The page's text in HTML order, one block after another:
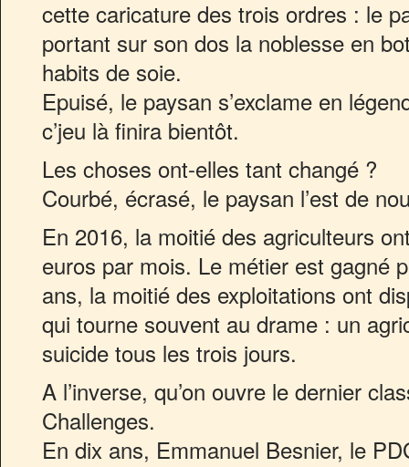
cette caricature des trois ordres : le
portant sur son dos la noblesse en
habits de soie.
Epuisé, le paysan s’exclame en
c’jeu là finira bientôt.
Les choses ont-elles tant changé ?
Courbé, écrasé, le paysan l’est de
En 2016, la moitié des agriculteurs
euros par mois. Le métier est gagné
ans, la moitié des exploitations ont
qui tourne souvent au drame : un
suicide tous les trois jours.
A l’inverse, qu’on ouvre le dernier
Challenges.
En dix ans, Emmanuel Besnier, le